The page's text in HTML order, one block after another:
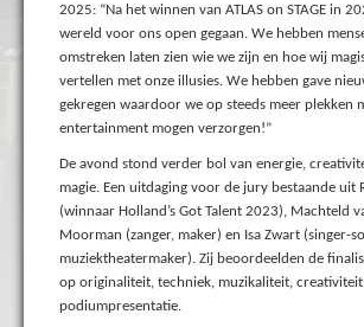
2025: “Na het winnen van ATLAS on STAGE in
wereld voor ons open gegaan. We hebben
omstreken laten zien wie we zijn en hoe wij
vertellen met onze illusies. We hebben gave
gekregen waardoor we op steeds meer plekken
entertainment mogen verzorgen!”
De avond stond verder bol van energie,
magie. Een uitdaging voor de jury bestaande uit
(winnaar Holland’s Got Talent 2023), Machteld
Moorman (zanger, maker) en Isa Zwart (singer-
muziektheatermaker). Zij beoordeelden de
op originaliteit, techniek, muzikaliteit, creativiteit
podiumpresentatie.